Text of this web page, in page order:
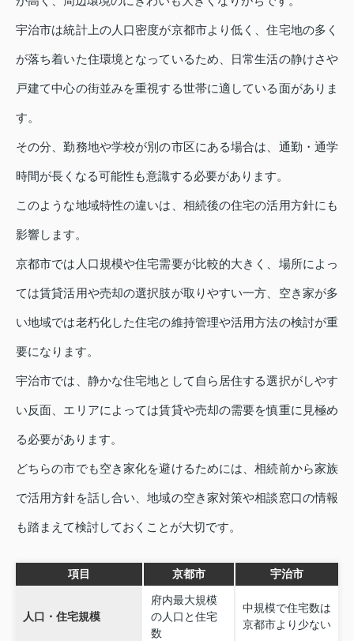
宇治市は統計上の人口密度が京都市より低く、住宅地の多く
が落ち着いた住環境となっているため、日常生活の静けさや
戸建て中心の街並みを重視する世帯に適している面がありま
す。
その分、勤務地や学校が別の市区にある場合は、通勤・通学
時間が長くなる可能性も意識する必要があります。
このような地域特性の違いは、相続後の住宅の活用方針にも
影響します。
京都市では人口規模や住宅需要が比較的大きく、場所によっ
ては賃貸活用や売却の選択肢が取りやすい一方、空き家が多
い地域では老朽化した住宅の維持管理や活用方法の検討が重
要になります。
宇治市では、静かな住宅地として自ら居住する選択がしやす
い反面、エリアによっては賃貸や売却の需要を慎重に見極め
る必要があります。
どちらの市でも空き家化を避けるためには、相続前から家族
で活用方針を話し合い、地域の空き家対策や相談窓口の情報
も踏まえて検討しておくことが大切です。
項目 京都市 宇治市
人口・住宅規模
府内最大規模
の人口と住宅
数
中規模で住宅数は
京都市より少ない